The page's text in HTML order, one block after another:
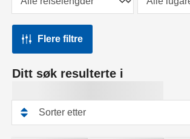
Flere filtre
Ditt søk resulterte i